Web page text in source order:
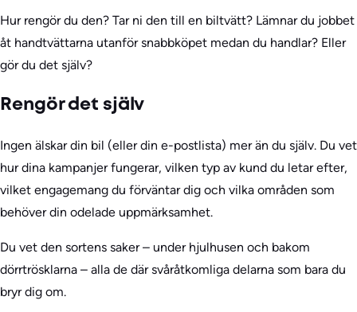
Hur rengör du den? Tar ni den till en biltvätt? Lämnar du jobbet
åt handtvättarna utanför snabbköpet medan du handlar? Eller
gör du det själv?
Rengör det själv
Ingen älskar din bil (eller din e-postlista) mer än du själv. Du vet
hur dina kampanjer fungerar, vilken typ av kund du letar efter,
vilket engagemang du förväntar dig och vilka områden som
behöver din odelade uppmärksamhet.
Du vet den sortens saker – under hjulhusen och bakom
dörrtrösklarna – alla de där svåråtkomliga delarna som bara du
bryr dig om.